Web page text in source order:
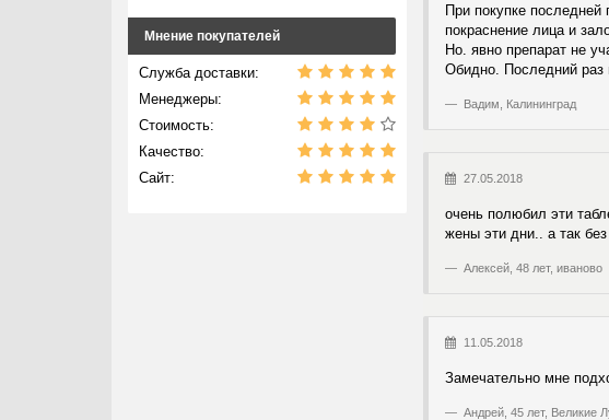
При покупке
покраснение лица и
Но. явно препарат не
Обидно. Последний раз
Вадим, Калининград
27.05.2018
очень полюбил эти
жены эти дни.. а так
Алексей, 48 лет, иваново
11.05.2018
Замечательно мне
Андрей, 45 лет, Великие
Мнение покупателей
Служба доставки:
Менеджеры:
Стоимость:
Качество:
Сайт: